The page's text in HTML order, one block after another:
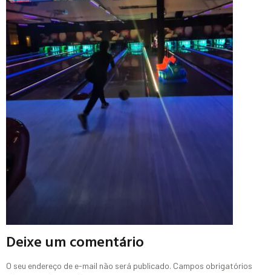
Deixe um comentário
O seu endereço de e-mail não será publicado. Campos obrigatórios